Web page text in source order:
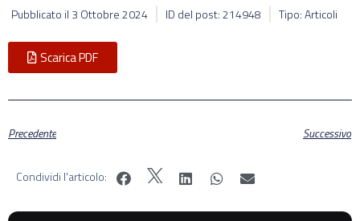
Pubblicato il 3 Ottobre 2024 ID del post: 214948 Tipo: Articoli
Scarica PDF
Precedente Successivo
Condividi l'articolo: